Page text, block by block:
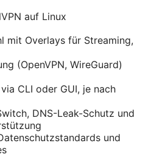
auf Linux
mit Overlays für Streaming,
(OpenVPN, WireGuard)
CLI oder GUI, je nach
DNS-Leak-Schutz und
und